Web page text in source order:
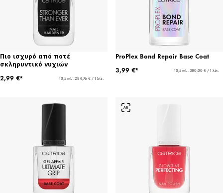
Πιο ισχυρό από ποτέ
σκληρυντικό νυχιών
2,99 €*
10,5 mL - 284,76 € / 1 λίτ.
ProPlex Bond Repair Base Coat
3,99 €*
10,5 mL - 380,00 € / 1 λίτ.